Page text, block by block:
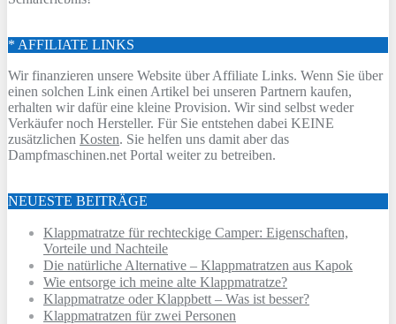
* AFFILIATE LINKS
Wir finanzieren unsere Website über Affiliate Links. Wenn Sie über
einen solchen Link einen Artikel bei unseren Partnern kaufen,
erhalten wir dafür eine kleine Provision. Wir sind selbst weder
Verkäufer noch Hersteller. Für Sie entstehen dabei KEINE
zusätzlichen Kosten. Sie helfen uns damit aber das
Dampfmaschinen.net Portal weiter zu betreiben.
NEUESTE BEITRÄGE
Klappmatratze für rechteckige Camper: Eigenschaften,
Vorteile und Nachteile
Die natürliche Alternative – Klappmatratzen aus Kapok
Wie entsorge ich meine alte Klappmatratze?
Klappmatratze oder Klappbett – Was ist besser?
Klappmatratzen für zwei Personen